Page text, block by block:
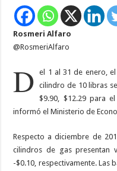
Rosmeri Alfaro
@RosmeriAlfaro
D
el 1 al 31 de enero,
cilindro de 10 libras
$9.90, $12.29 para
informó el Ministerio de
Respecto a diciembre de
cilindros de gas presentan
-$0.10, respectivamente. Las